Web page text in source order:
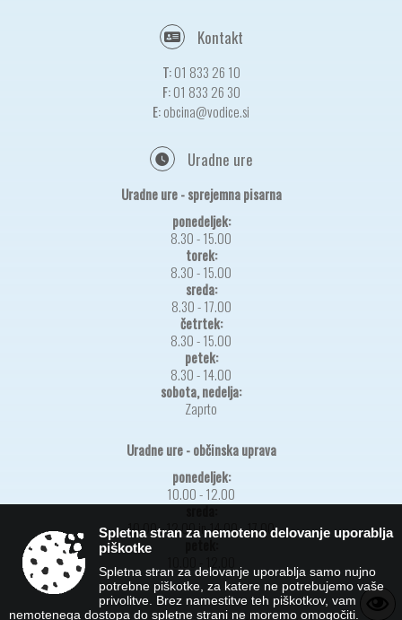
Kontakt
T: 01 833 26 10
F: 01 833 26 30
E:obcina@vodice.si
Uradne ure
Uradne ure - sprejemna pisarna
ponedeljek:
8.30 - 15.00
torek:
8.30 - 15.00
sreda:
8.30 - 17.00
četrtek:
8.30 - 15.00
petek:
8.30 - 14.00
sobota, nedelja:
Zaprto
Uradne ure - občinska uprava
ponedeljek:
10.00 - 12.00
sreda:
10.00 - 12.00 in 14.00 - 17.00
petek:
Spletna stran za nemoteno delovanje uporablja
piškotke
Spletna stran za delovanje uporablja samo nujno
potrebne piškotke, za katere ne potrebujemo vaše
privolitve. Brez namestitve teh piškotkov, vam
nemotenega dostopa do spletne strani ne moremo omogočiti.